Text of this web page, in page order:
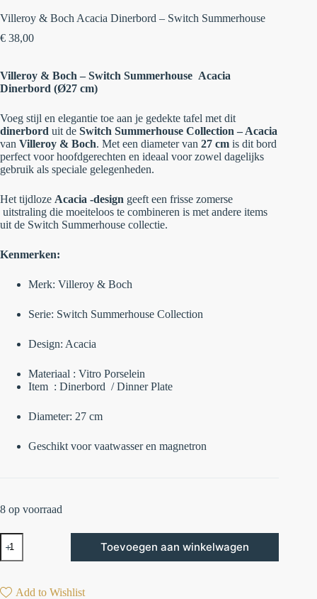
Villeroy & Boch Acacia Dinerbord – Switch Summerhouse
€ 38,00
Villeroy & Boch – Switch Summerhouse Acacia
Dinerbord (Ø27 cm)
Voeg stijl en elegantie toe aan je gedekte tafel met dit
dinerbord uit de Switch Summerhouse Collection – Acacia
van Villeroy & Boch. Met een diameter van 27 cm is dit bord
perfect voor hoofdgerechten en ideaal voor zowel dagelijks
gebruik als speciale gelegenheden.
Het tijdloze Acacia -design geeft een frisse zomerse
uitstraling die moeiteloos te combineren is met andere items
uit de Switch Summerhouse collectie.
Kenmerken:
Merk: Villeroy & Boch
Serie: Switch Summerhouse Collection
Design: Acacia
Materiaal : Vitro Porselein
Item : Dinerbord / Dinner Plate
Diameter: 27 cm
Geschikt voor vaatwasser en magnetron
8 op voorraad
Toevoegen aan winkelwagen
Add to Wishlist